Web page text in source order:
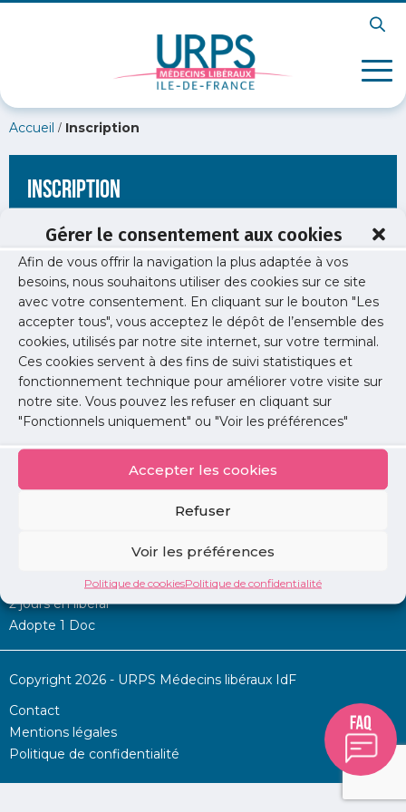
Gérer le consentement aux cookies
Afin de vous offrir la navigation la plus adaptée à vos
besoins, nous souhaitons utiliser des cookies sur ce site
avec votre consentement. En cliquant sur le bouton "Les
accepter tous", vous acceptez le dépôt de l’ensemble des
cookies, utilisés par notre site internet, sur votre terminal.
Ces cookies servent à des fins de suivi statistiques et
fonctionnement technique pour améliorer votre visite sur
notre site. Vous pouvez les refuser en cliquant sur
"Fonctionnels uniquement" ou "Voir les préférences"
Accepter les cookies
Refuser
Voir les préférences
Politique de cookiesPolitique de confidentialité
Accueil / Inscription
Inscription
[wppb-register form_name="inscription"
redirect_url="https://www.urps-med-idf.org/rgpd-medecins-
liberaux/"]
Permanence d’aide à l’installation
2 jours en libéral
Adopte 1 Doc
Copyright 2026 - URPS Médecins libéraux IdF
Contact
Mentions légales
Politique de confidentialité